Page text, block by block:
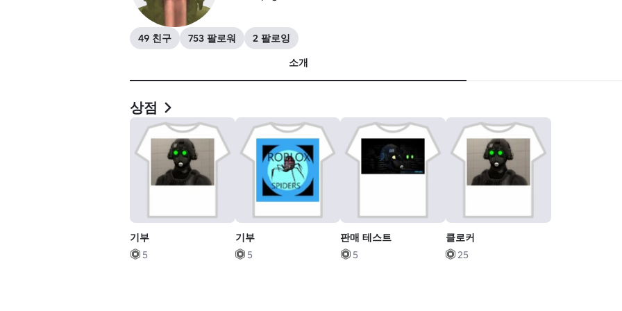
49 친구 753 팔로워
2 팔로잉
소개
상점
기부
5
기부
5
판매 테스트
5
클로커
25